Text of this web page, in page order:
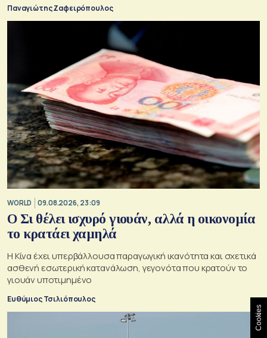
Παναγιώτης Ζαφειρόπουλος
WORLD 09.08.2026, 23:09
Ο Σι θέλει ισχυρό γιουάν, αλλά η οικονομία
το κρατάει χαμηλά
Η Κίνα έχει υπερβάλλουσα παραγωγική ικανότητα και σχετικά
ασθενή εσωτερική κατανάλωση, γεγονότα που κρατούν το
γιουάν υποτιμημένο
Ευθύμιος Τσιλιόπουλος
Cookies